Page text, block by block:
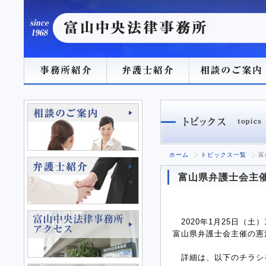
ホーム トピックス一覧 富
富山県弁護士会主
2020年1月25日（土）
富山県弁護士会主催の
詳細は、以下のチラシ